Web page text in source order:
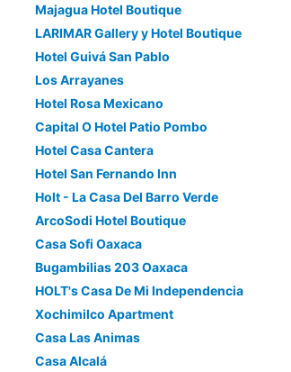
Majagua Hotel Boutique
LARIMAR Gallery y Hotel Boutique
Hotel Guivá San Pablo
Los Arrayanes
Hotel Rosa Mexicano
Capital O Hotel Patio Pombo
Hotel Casa Cantera
Hotel San Fernando Inn
Holt - La Casa Del Barro Verde
ArcoSodi Hotel Boutique
Casa Sofi Oaxaca
Bugambilias 203 Oaxaca
HOLT's Casa De Mi Independencia
Xochimilco Apartment
Casa Las Animas
Casa Alcalá